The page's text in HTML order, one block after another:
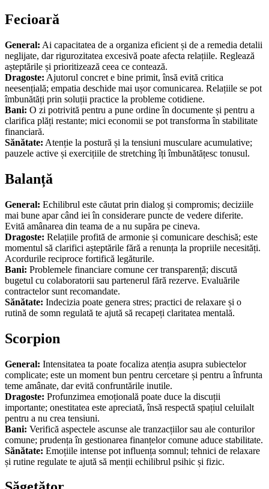
Fecioară
General: Ai capacitatea de a organiza eficient și de a remedia detalii
neglijate, dar rigurozitatea excesivă poate afecta relațiile. Reglează
așteptările și prioritizează ceea ce contează.
Dragoste: Ajutorul concret e bine primit, însă evită critica
neesențială; empatia deschide mai ușor comunicarea. Relațiile se pot
îmbunătăți prin soluții practice la probleme cotidiene.
Bani: O zi potrivită pentru a pune ordine în documente și pentru a
clarifica plăți restante; mici economii se pot transforma în stabilitate
financiară.
Sănătate: Atenție la postură și la tensiuni musculare acumulative;
pauzele active și exercițiile de stretching îți îmbunătățesc tonusul.
Balanță
General: Echilibrul este căutat prin dialog și compromis; deciziile
mai bune apar când iei în considerare puncte de vedere diferite.
Evită amânarea din teama de a nu supăra pe cineva.
Dragoste: Relațiile profită de armonie și comunicare deschisă; este
momentul să clarifici așteptările fără a renunța la propriile necesități.
Acordurile reciproce fortifică legăturile.
Bani: Problemele financiare comune cer transparență; discută
bugetul cu colaboratorii sau partenerul fără rezerve. Evaluările
contractelor sunt recomandate.
Sănătate: Indecizia poate genera stres; practici de relaxare și o
rutină de somn regulată te ajută să recapeți claritatea mentală.
Scorpion
General: Intensitatea ta poate focaliza atenția asupra subiectelor
complicate; este un moment bun pentru cercetare și pentru a înfrunta
teme amânate, dar evită confruntările inutile.
Dragoste: Profunzimea emoțională poate duce la discuții
importante; onestitatea este apreciată, însă respectă spațiul celuilalt
pentru a nu crea tensiuni.
Bani: Verifică aspectele ascunse ale tranzacțiilor sau ale conturilor
comune; prudența în gestionarea finanțelor comune aduce stabilitate.
Sănătate: Emoțiile intense pot influența somnul; tehnici de relaxare
și rutine regulate te ajută să menții echilibrul psihic și fizic.